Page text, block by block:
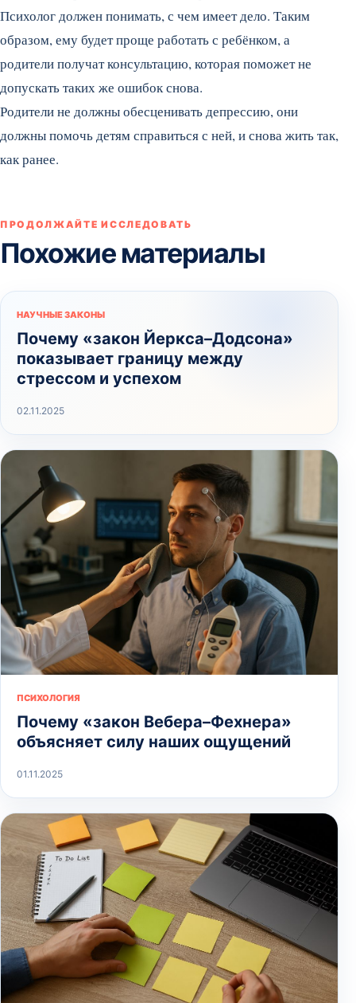
Психолог должен понимать, с чем имеет дело. Таким
образом, ему будет проще работать с ребёнком, а
родители получат консультацию, которая поможет не
допускать таких же ошибок снова.
Родители не должны обесценивать депрессию, они
должны помочь детям справиться с ней, и снова жить так,
как ранее.
ПРОДОЛЖАЙТЕ ИССЛЕДОВАТЬ
Похожие материалы
НАУЧНЫЕ ЗАКОНЫ
Почему «закон Йеркса–Додсона»
показывает границу между
стрессом и успехом
02.11.2025
ПСИХОЛОГИЯ
Почему «закон Вебера–Фехнера»
объясняет силу наших ощущений
01.11.2025